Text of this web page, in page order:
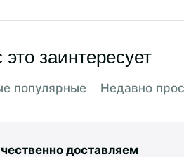
заинтересует
популярные Недавно
доставляем